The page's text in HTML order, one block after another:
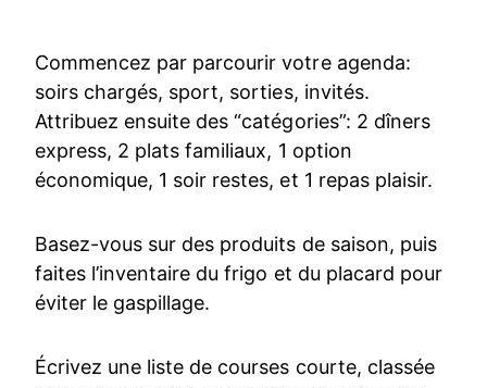
Commencez par parcourir votre agenda:
soirs chargés, sport, sorties, invités.
Attribuez ensuite des “catégories”: 2 dîners
express, 2 plats familiaux, 1 option
économique, 1 soir restes, et 1 repas plaisir.
Basez-vous sur des produits de saison, puis
faites l’inventaire du frigo et du placard pour
éviter le gaspillage.
Écrivez une liste de courses courte, classée